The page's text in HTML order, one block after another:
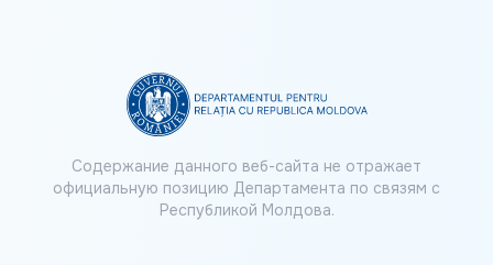
Содержание данного веб-сайта не отражает
официальную позицию Департамента по связям с
Республикой Молдова.